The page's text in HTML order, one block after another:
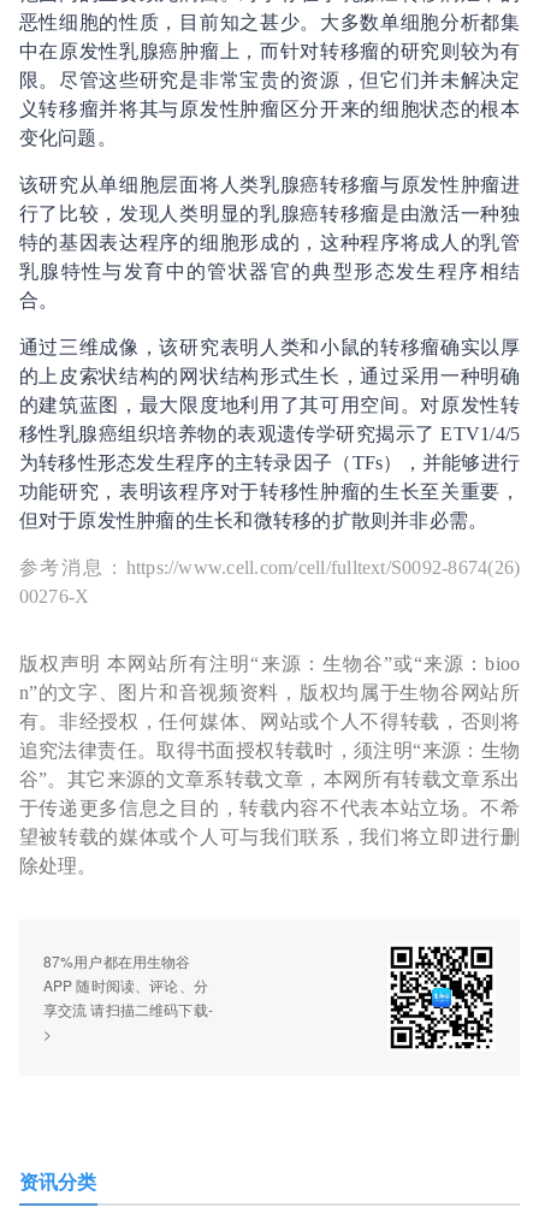
恶性细胞的性质，目前知之甚少。大多数单细胞分析都集
中在原发性乳腺癌肿瘤上，而针对转移瘤的研究则较为有
限。尽管这些研究是非常宝贵的资源，但它们并未解决定
义转移瘤并将其与原发性肿瘤区分开来的细胞状态的根本
变化问题。
该研究从单细胞层面将人类乳腺癌转移瘤与原发性肿瘤进
行了比较，发现人类明显的乳腺癌转移瘤是由激活一种独
特的基因表达程序的细胞形成的，这种程序将成人的乳管
乳腺特性与发育中的管状器官的典型形态发生程序相结
合。
通过三维成像，该研究表明人类和小鼠的转移瘤确实以厚
的上皮索状结构的网状结构形式生长，通过采用一种明确
的建筑蓝图，最大限度地利用了其可用空间。对原发性转
移性乳腺癌组织培养物的表观遗传学研究揭示了 ETV1/4/5
为转移性形态发生程序的主转录因子（TFs），并能够进行
功能研究，表明该程序对于转移性肿瘤的生长至关重要，
但对于原发性肿瘤的生长和微转移的扩散则并非必需。
参考消息：https://www.cell.com/cell/fulltext/S0092-8674(26)
00276-X
版权声明 本网站所有注明“来源：生物谷”或“来源：bioo
n”的文字、图片和音视频资料，版权均属于生物谷网站所
有。非经授权，任何媒体、网站或个人不得转载，否则将
追究法律责任。取得书面授权转载时，须注明“来源：生物
谷”。其它来源的文章系转载文章，本网所有转载文章系出
于传递更多信息之目的，转载内容不代表本站立场。不希
望被转载的媒体或个人可与我们联系，我们将立即进行删
除处理。
87%用户都在用生物谷
APP 随时阅读、评论、分
享交流 请扫描二维码下载-
>
资讯分类